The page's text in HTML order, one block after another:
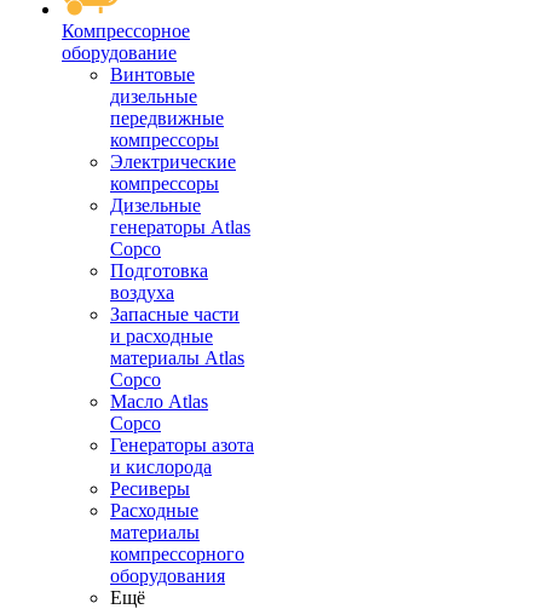
Компрессорное
оборудование
Винтовые
дизельные
передвижные
компрессоры
Электрические
компрессоры
Дизельные
генераторы Atlas
Copco
Подготовка
воздуха
Запасные части
и расходные
материалы Atlas
Copco
Масло Atlas
Copco
Генераторы азота
и кислорода
Ресиверы
Расходные
материалы
компрессорного
оборудования
Ещё